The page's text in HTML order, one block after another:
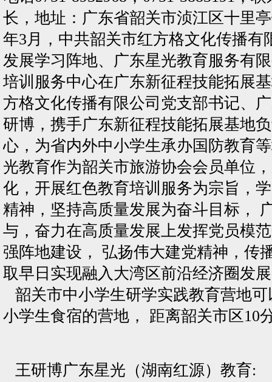
长，地址：广东省韶关市浈江区十里
年3月，中共韶关市红方格文化传播有
发展学习阵地、广东星光教育服务有
培训服务中心在广东新征程技能拓展
方格文化传播有限公司党支部书记、
研博，携手广东新征程技能拓展基地
心，为省内外中小学生承办国防教育
光教育作为韶关市旅游协会会员单位
化，开展红色教育培训服务为宗旨，
精神，坚持高质量发展为奋斗目标，
与，奋力在高质量发展上发挥党员模
强阵地建设， 弘扬伟大建党精神，传
取早日实现融入大湾区前沿经济圈发
韶关市中小学生研学实践教育营地
小学生食宿的营地， 距离韶关市区10
王研博广东星光（湖南红源）教育: